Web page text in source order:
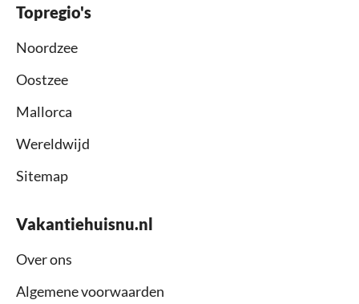
Topregio's
Noordzee
Oostzee
Mallorca
Wereldwijd
Sitemap
Vakantiehuisnu.nl
Over ons
Algemene voorwaarden